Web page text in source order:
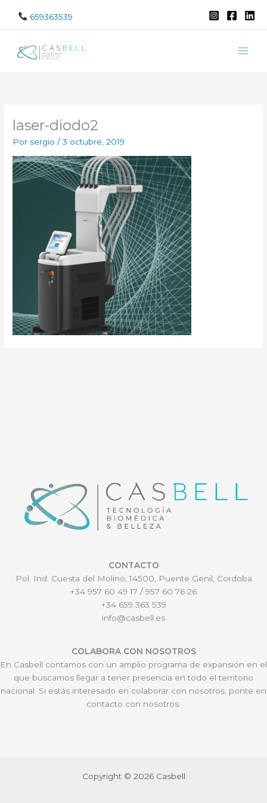
contenido
659363539
laser-diodo2
Por sergio/3 octubre, 2019
CONTACTO
Pol. Ind. Cuesta del Molino, 14500, Puente Genil, Cordoba
+34 957 60 49 17 / 957 60 76 26
+34 659 363 539
info@casbell.es
COLABORA CON NOSOTROS
En Casbell contamos con un amplio programa de expansión en el
que buscamos llegar a tener presencia en todo el territorio
nacional. Si estás interesado en colaborar con nosotros, ponte en
contacto con nosotros.
Copyright © 2026 Casbell